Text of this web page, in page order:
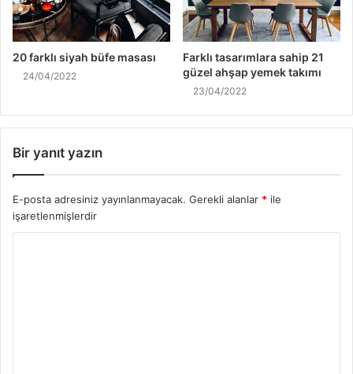
20 farklı siyah büfe masası
24/04/2022
Farklı tasarımlara sahip 21
güzel ahşap yemek takımı
23/04/2022
Bir yanıt yazın
E-posta adresiniz yayınlanmayacak. Gerekli alanlar * ile
işaretlenmişlerdir